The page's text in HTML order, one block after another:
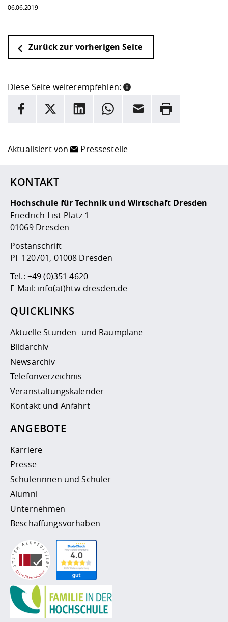
06.06.2019
Zurück zur vorherigen Seite
Diese Seite weiterempfehlen:
INFORMATION
Hier stehen weitere Informationen und ein Link zur
Facebook
X LinkedInWhatsappE-Mail Drucken
Aktualisiert von Pressestelle
KONTAKT
Hochschule für Technik und Wirtschaft Dresden
Friedrich-List-Platz 1
01069 Dresden
Postanschrift
PF 120701, 01008 Dresden
Tel.: +49 (0)351 4620
E-Mail: info(at)htw-dresden.de
QUICKLINKS
Aktuelle Stunden- und Raumpläne
Bildarchiv
Newsarchiv
Telefonverzeichnis
Veranstaltungskalender
Kontakt und Anfahrt
ANGEBOTE
Karriere
Presse
Schülerinnen und Schüler
Alumni
Unternehmen
Beschaffungsvorhaben